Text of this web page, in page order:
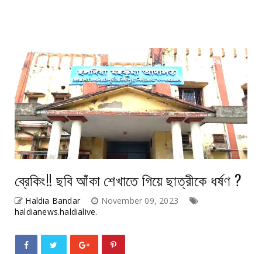
ব্রেকিং!! ছবি আঁকা শেখাতে গিয়ে ছাত্রীকে ধর্ষণ ?
Haldia Bandar
November 09, 2023
haldianews.haldialive.